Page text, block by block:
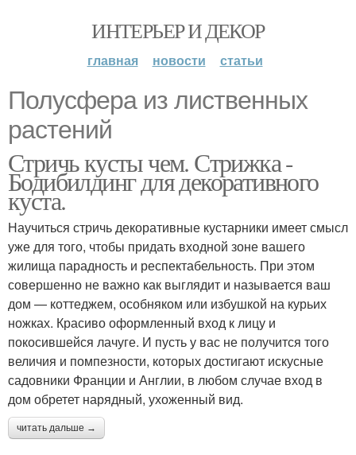
ИНТЕРЬЕР И ДЕКОР
главная новости статьи
Полусфера из лиственных
растений
Стричь кусты чем. Стрижка -
Бодибилдинг для декоративного
куста.
Научиться стричь декоративные кустарники имеет смысл
уже для того, чтобы придать входной зоне вашего
жилища парадность и респектабельность. При этом
совершенно не важно как выглядит и называется ваш
дом — коттеджем, особняком или избушкой на курьих
ножках. Красиво оформленный вход к лицу и
покосившейся лачуге. И пусть у вас не получится того
величия и помпезности, которых достигают искусные
садовники Франции и Англии, в любом случае вход в
дом обретет нарядный, ухоженный вид.
читать дальше →